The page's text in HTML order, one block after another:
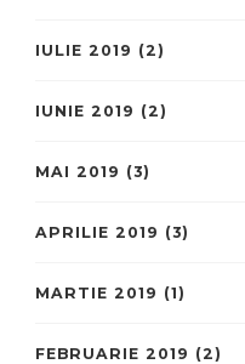
IULIE 2019 (2)
IUNIE 2019 (2)
MAI 2019 (3)
APRILIE 2019 (3)
MARTIE 2019 (1)
FEBRUARIE 2019 (2)